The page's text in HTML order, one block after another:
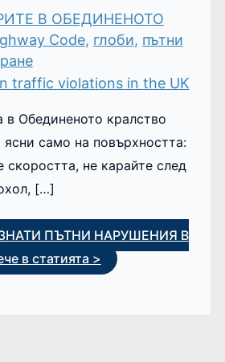
В ОБЕДИНЕНОТО
Code, глоби, пътни
в Обединеното кралство
ясни само на повърхността:
скоростта, не карайте след
[…]
ПЪТНИ НАРУШЕНИЯ В
в статията >